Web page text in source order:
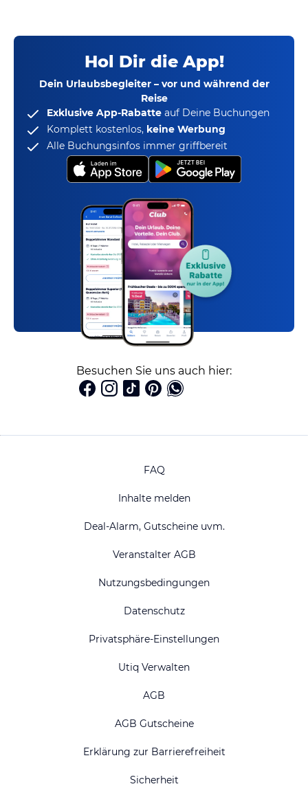
Hol Dir die App!
Dein Urlaubsbegleiter – vor und während der
Reise
Exklusive App-Rabatte auf Deine Buchungen
Komplett kostenlos, keine Werbung
Alle Buchungsinfos immer griffbereit
Besuchen Sie uns auch hier:
FAQ
Inhalte melden
Deal-Alarm, Gutscheine uvm.
Veranstalter AGB
Nutzungsbedingungen
Datenschutz
Privatsphäre-Einstellungen
Utiq Verwalten
AGB
AGB Gutscheine
Erklärung zur Barrierefreiheit
Sicherheit